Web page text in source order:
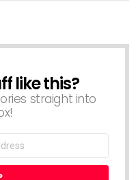
like this?
straight into